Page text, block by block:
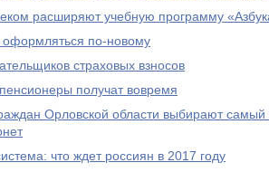
расширяют учебную программу
по-новому
страховых взносов
получат вовремя
Орловской области выбирают
что ждет россиян в 2017 году